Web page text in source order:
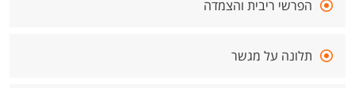
הפרשי ריבית והצמדה
תלונה על מגשר